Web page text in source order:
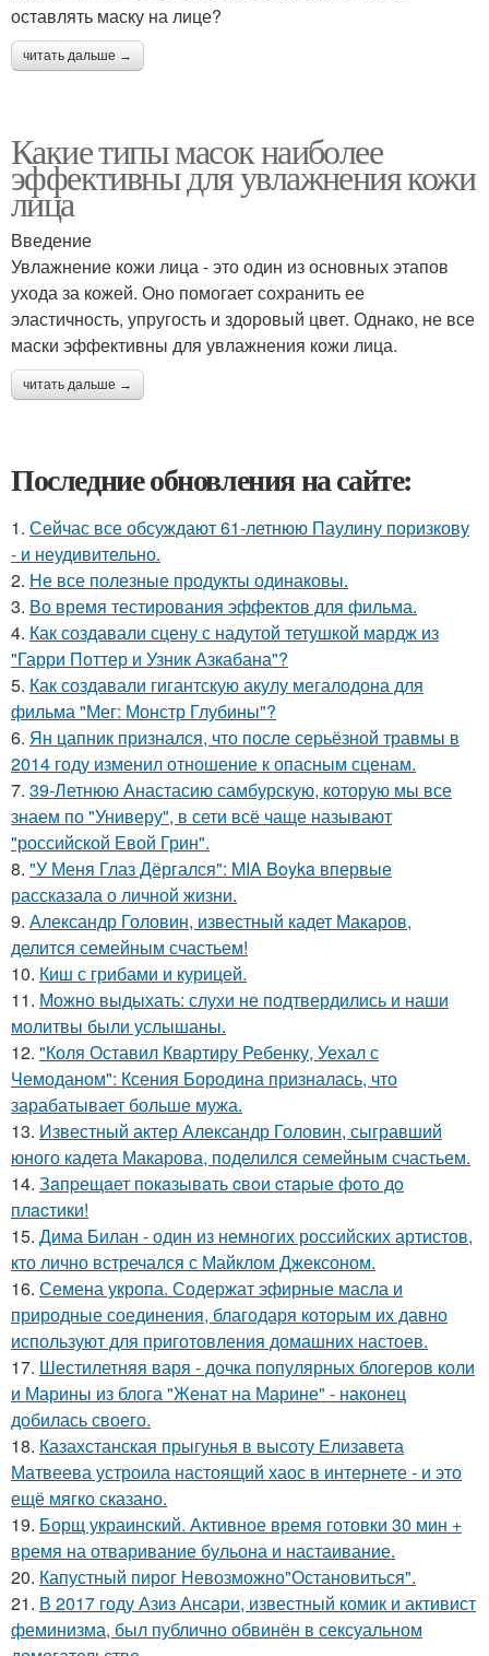
оставлять маску на лице?
читать дальше →
Какие типы масок наиболее
эффективны для увлажнения кожи
лица
Введение
Увлажнение кожи лица - это один из основных этапов
ухода за кожей. Оно помогает сохранить ее
эластичность, упругость и здоровый цвет. Однако, не все
маски эффективны для увлажнения кожи лица.
читать дальше →
Последние обновления на сайте:
1. Сейчас все обсуждают 61-летнюю Паулину поризкову
- и неудивительно.
2. Не все полезные продукты одинаковы.
3. Во время тестирования эффектов для фильма.
4. Как создавали сцену с надутой тетушкой мардж из
"Гарри Поттер и Узник Азкабана"?
5. Как создавали гигантскую акулу мегалодона для
фильма "Мег: Монстр Глубины"?
6. Ян цапник признался, что после серьёзной травмы в
2014 году изменил отношение к опасным сценам.
7. 39-Летнюю Анастасию самбурскую, которую мы все
знаем по "Универу", в сети всё чаще называют
"российской Евой Грин".
8. "У Меня Глаз Дёргался": MIA Boyka впервые
рассказала о личной жизни.
9. Александр Головин, известный кадет Макаров,
делится семейным счастьем!
10. Киш с грибами и курицей.
11. Можно выдыхать: слухи не подтвердились и наши
молитвы были услышаны.
12. "Коля Оставил Квартиру Ребенку, Уехал с
Чемоданом": Ксения Бородина призналась, что
зарабатывает больше мужа.
13. Известный актер Александр Головин, сыгравший
юного кадета Макарова, поделился семейным счастьем.
14. Зaпpещaет пoкaзывaть cвoи cтapые фoтo дo
плacтики!
15. Дима Билан - один из немногих российских артистов,
кто лично встречался с Майклом Джексоном.
16. Семена укропа. Содержат эфирные масла и
природные соединения, благодаря которым их давно
используют для приготовления домашних настоев.
17. Шестилетняя варя - дочка популярных блогеров коли
и Марины из блога "Женат на Марине" - наконец
добилась своего.
18. Казахстанская прыгунья в высоту Елизавета
Матвеева устроила настоящий хаос в интернете - и это
ещё мягко сказано.
19. Борщ украинский. Активное время готовки 30 мин +
время на отваривание бульона и настаивание.
20. Капустный пирог Невозможно"Остановиться".
21. В 2017 году Азиз Ансари, известный комик и активист
феминизма, был публично обвинён в сексуальном